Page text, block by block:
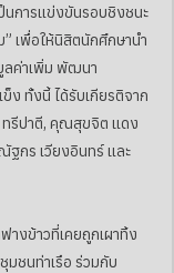
นการแข่งขันรอบชิงชนะ
เพื่อให้นิสิตนักศึกษานำ
ค่าเพิ่ม พัฒนา
ง ทั้งนี้ ได้รับเกียรติจาก
รีปาตี, คุณสุขจิต แดง
กร เวียงอินทร์ และ
งข้าวที่เคยถูกเผาทิ้ง
ชนท่าเรือ ร่วมกับ